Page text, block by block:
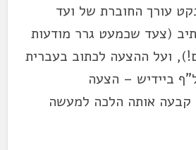
עורך החוברת של ועד
(צעד שכמעט גרר מודעות
ועל ההצעה לכתוב בעברית
ביידיש – הצעה
קבעה אותה הלכה למעשה